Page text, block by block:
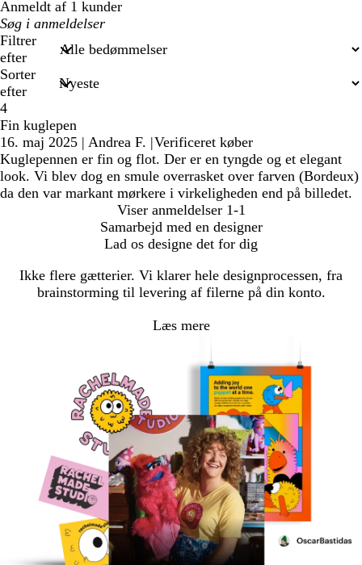
Anmeldt af 1 kunder
Min
søgetekst
Filtrer
efter
Sorter
efter
4
Fin kuglepen
16. maj 2025 | Andrea F. |Verificeret køber
Kuglepennen er fin og flot. Der er en tyngde og et elegant
look. Vi blev dog en smule overrasket over farven (Bordeux)
da den var markant mørkere i virkeligheden end på billedet.
Viser anmeldelser 1-1
Samarbejd med en designer
Lad os designe det for dig
Ikke flere gætterier. Vi klarer hele designprocessen, fra
brainstorming til levering af filerne på din konto.
Læs mere